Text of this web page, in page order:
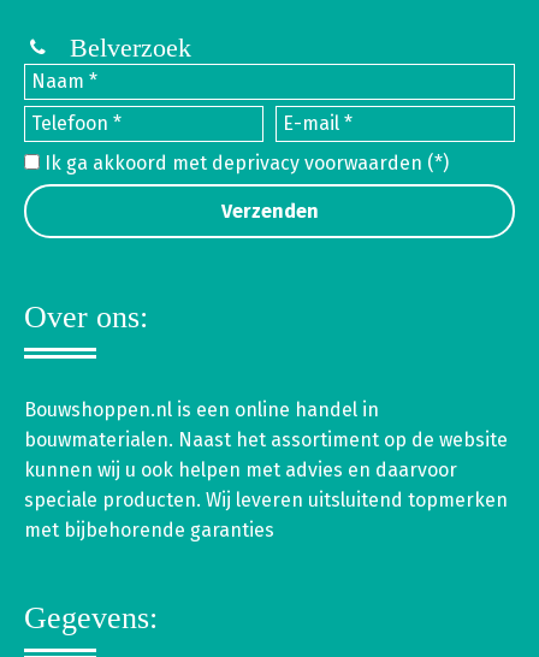
Belverzoek
Ik ga akkoord met deprivacy voorwaarden (*)
Over ons:
Bouwshoppen.nl is een online handel in
bouwmaterialen. Naast het assortiment op de website
kunnen wij u ook helpen met advies en daarvoor
speciale producten. Wij leveren uitsluitend topmerken
met bijbehorende garanties
Gegevens: